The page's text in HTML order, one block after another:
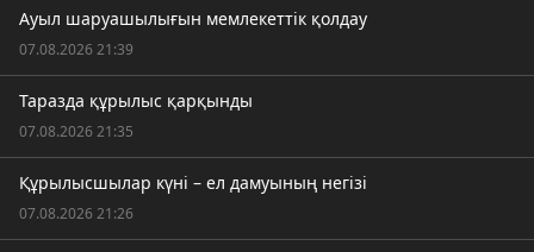
Ауыл шаруашылығын мемлекеттік қолдау
07.08.2026 21:39
Таразда құрылыс қарқынды
07.08.2026 21:35
Құрылысшылар күні – ел дамуының негізі
07.08.2026 21:26